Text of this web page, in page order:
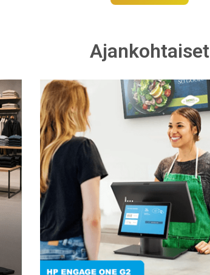
Ajankohtaiset